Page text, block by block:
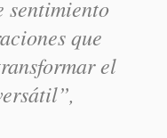
sentimiento
que
el